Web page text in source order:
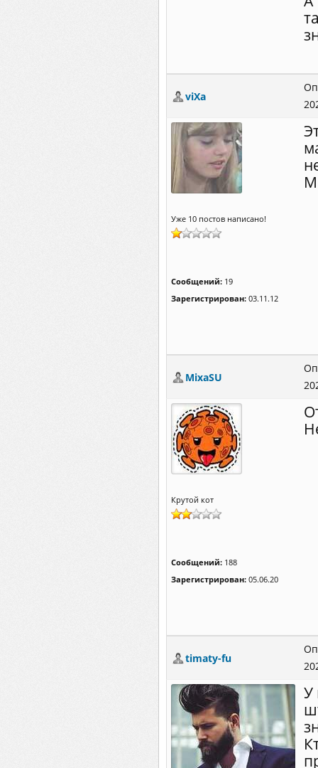
viXa
Уже 10 постов написано!
Сообщений: 19
Зарегистрирован: 03.11.12
MixaSU
Крутой кот
Сообщений: 188
Зарегистрирован: 05.06.20
timaty-fu
У